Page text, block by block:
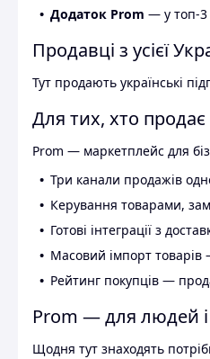
Додаток Prom — у топ-3
Продавці з усієї
Тут продають українські
Для тих, хто
Prom — маркетплейс для
Три канали продажів
Керування товарами,
Готові інтеграції з
Масовий імпорт
Рейтинг покупців —
Prom — для людей і
Щодня тут знаходять